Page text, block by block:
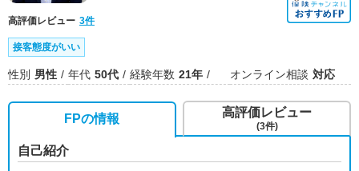
高評価レビュー 3件
接客態度がいい
性別 男性 年代 50代 経験年数 21年 オンライン相談 対応
FPの情報
自己紹介
高評価レビュー
(3件)